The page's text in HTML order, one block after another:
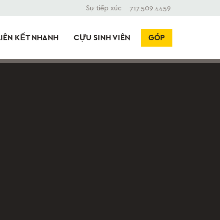
Sự tiếp xúc 717.509.4459
KẾT NHANH CỰU SINH VIÊN GÓP